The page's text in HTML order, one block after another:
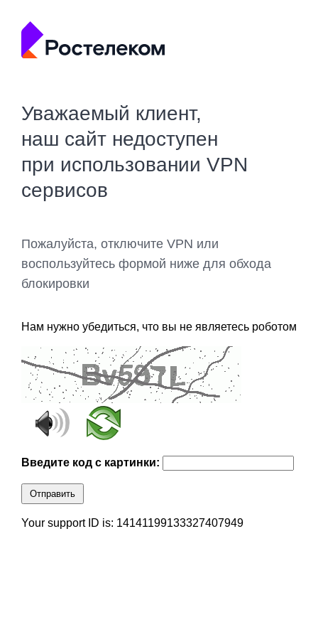
Уважаемый клиент,
наш сайт недоступен
при использовании VPN
сервисов
Пожалуйста, отключите VPN или
воспользуйтесь формой ниже для обхода
блокировки
Нам нужно убедиться, что вы не являетесь роботом
Введите код с картинки:
Отправить
Your support ID is: 14141199133327407949